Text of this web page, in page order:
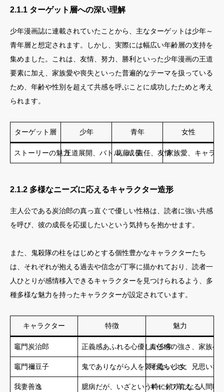
2.1.1 ターゲット層への深い理解
少年漫画誌に連載されていたことから、主なターゲットは少年～
青年層と想定されます。しかし、実際には幅広い年齢層の支持を
集めました。これは、友情、努力、勝利といった少年漫画の王道
要素に加え、家族愛や喪失といった普遍的なテーマを扱っている
ため、年齢や性別を超えて共感を呼ぶことに成功したためと考え
られます。
ターゲット層 少年 青年 女性
ストーリーの魅力王道展開、バトル、成長葛藤、責任、友情家族愛、キャラ
2.1.2 多様なニーズに応えるキャラクター造形
主人公である炭治郎の真っ直ぐで優しい性格は、読者に強い共感
を呼び、彼の成長を応援したいという気持ちを抱かせます。
また、鬼殺隊の柱をはじめとする個性豊かなキャラクターたち
は、それぞれが抱える過去や信念が丁寧に描かれており、読者一
人ひとりが感情移入できるキャラクターを見つけられるよう、多
種多様な魅力を持ったキャラクターが設定されています。
キャラクター 特徴 魅力
竈門炭治郎 正義感あふれる心優しい少年責任感の強さ、家族へ
竈門禰豆子 鬼でありながら人を襲わない少女
可愛らしさ、兄思いな
我妻善逸 臆病だが、いざという時に頼りになる
ギャップ萌え、人間味